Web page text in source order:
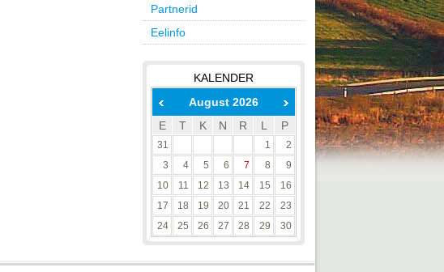
Partnerid
Eelinfo
KALENDER
August 2026
E
T K N R L P
31 1
2
3
4 5 6 7 8
9
10
11 12 13 14 15
16
17
18 19 20 21 22
23
24
25 26 27 28 29 30